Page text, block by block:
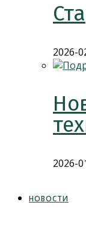
2026-
2026-
НОВОСТИ